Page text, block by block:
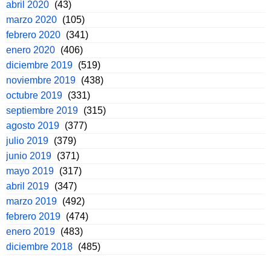
abril 2020 (43)
marzo 2020 (105)
febrero 2020 (341)
enero 2020 (406)
diciembre 2019 (519)
noviembre 2019 (438)
octubre 2019 (331)
septiembre 2019 (315)
agosto 2019 (377)
julio 2019 (379)
junio 2019 (371)
mayo 2019 (317)
abril 2019 (347)
marzo 2019 (492)
febrero 2019 (474)
enero 2019 (483)
diciembre 2018 (485)